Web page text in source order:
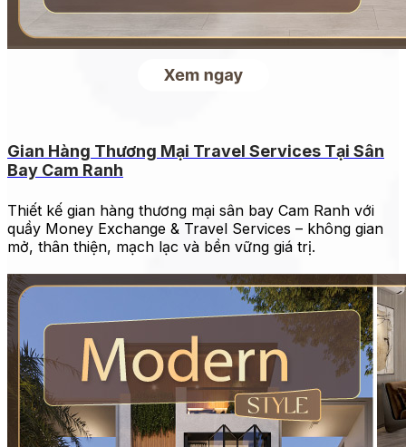
Gian Hàng Thương Mại Travel Services Tại Sân
Bay Cam Ranh
Thiết kế gian hàng thương mại sân bay Cam Ranh với
quầy Money Exchange & Travel Services – không gian
mở, thân thiện, mạch lạc và bền vững giá trị.